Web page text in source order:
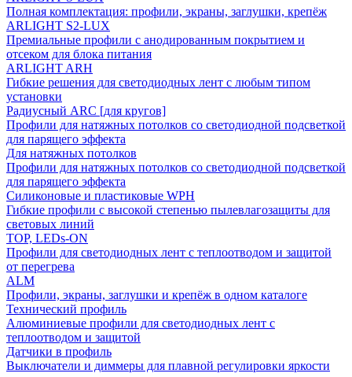
Полная комплектация: профили, экраны, заглушки, крепёж
ARLIGHT S2-LUX
Премиальные профили с анодированным покрытием и
отсеком для блока питания
ARLIGHT ARH
Гибкие решения для светодиодных лент с любым типом
установки
Радиусный ARC [для кругов]
Профили для натяжных потолков со светодиодной подсветкой
для парящего эффекта
Для натяжных потолков
Профили для натяжных потолков со светодиодной подсветкой
для парящего эффекта
Силиконовые и пластиковые WPH
Гибкие профили с высокой степенью пылевлагозащиты для
световых линий
TOP, LEDs-ON
Профили для светодиодных лент с теплоотводом и защитой
от перегрева
ALM
Профили, экраны, заглушки и крепёж в одном каталоге
Технический профиль
Алюминиевые профили для светодиодных лент с
теплоотводом и защитой
Датчики в профиль
Выключатели и диммеры для плавной регулировки яркости